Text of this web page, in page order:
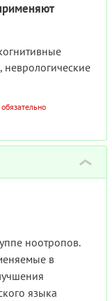
›
ноотропов.
в
языка